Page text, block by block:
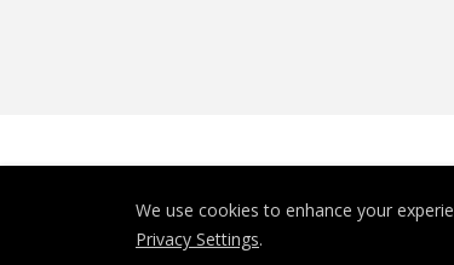
We use cookies to enhance your
Privacy Settings.